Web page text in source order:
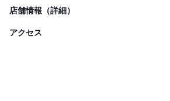
店舗情報（詳細）
アクセス